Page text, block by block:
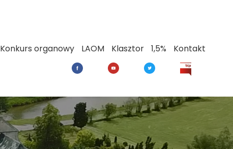
Konkurs organowy LAOM Klasztor 1,5% Kontakt